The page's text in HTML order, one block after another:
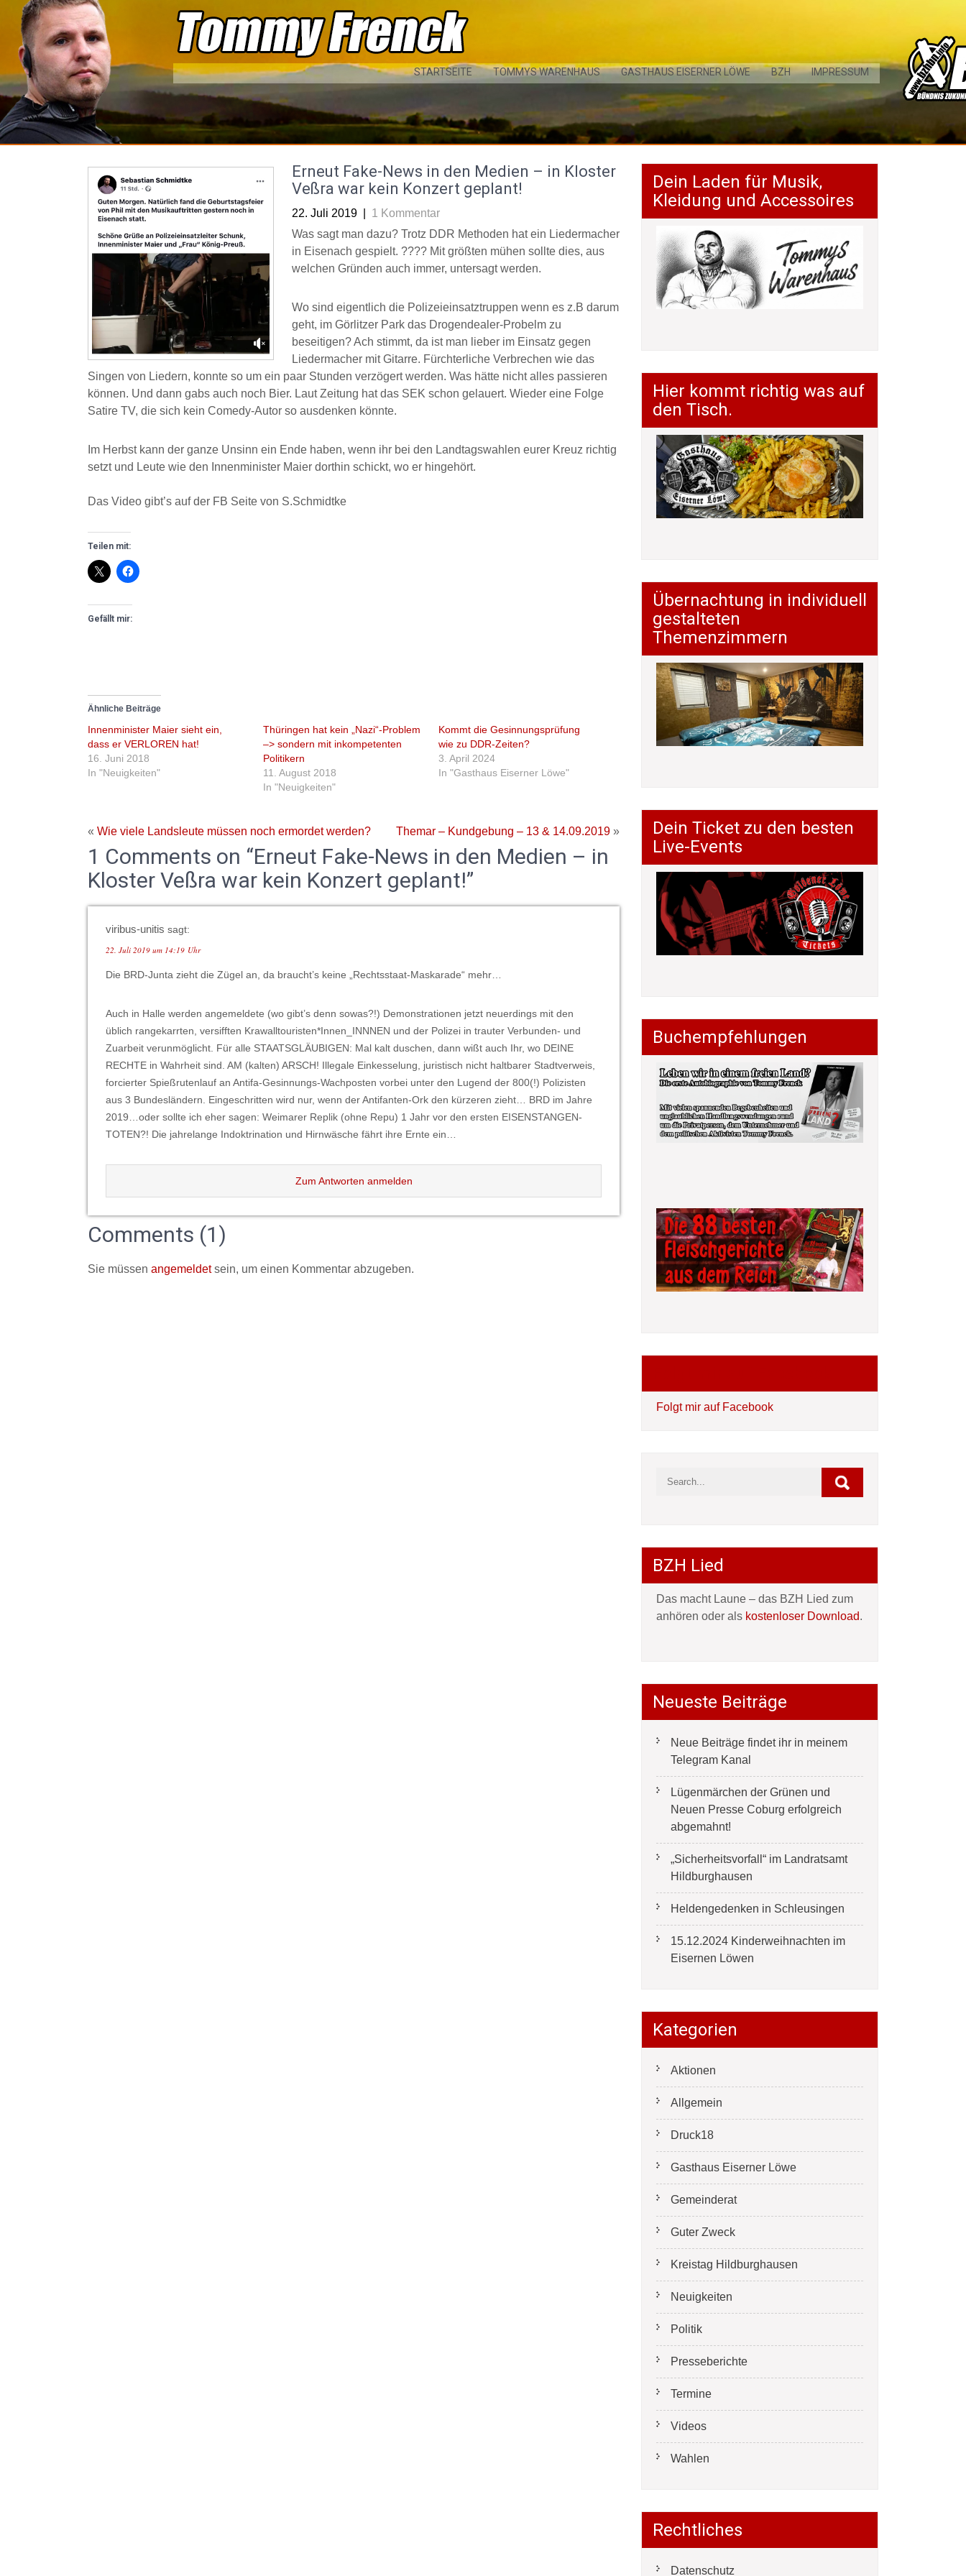
content
STARTSEITE TOMMYS WARENHAUS GASTHAUS EISERNER LÖWE BZH IMPRESSUM
Erneut Fake-News in den Medien – in Kloster
Veßra war kein Konzert geplant!
22. Juli 2019
1 Kommentar
Was sagt man dazu? Trotz DDR Methoden hat ein Liedermacher
in Eisenach gespielt. ???? Mit größten mühen sollte dies, aus
welchen Gründen auch immer, untersagt werden.
Wo sind eigentlich die Polizeieinsatztruppen wenn es z.B darum
geht, im Görlitzer Park das Drogendealer-Probelm zu
beseitigen? Ach stimmt, da ist man lieber im Einsatz gegen
Liedermacher mit Gitarre. Fürchterliche Verbrechen wie das
Singen von Liedern, konnte so um ein paar Stunden verzögert werden. Was hätte nicht alles passieren
können. Und dann gabs auch noch Bier. Laut Zeitung hat das SEK schon gelauert. Wieder eine Folge
Satire TV, die sich kein Comedy-Autor so ausdenken könnte.
Im Herbst kann der ganze Unsinn ein Ende haben, wenn ihr bei den Landtagswahlen eurer Kreuz richtig
setzt und Leute wie den Innenminister Maier dorthin schickt, wo er hingehört.
Das Video gibt’s auf der FB Seite von S.Schmidtke
Teilen mit:
Gefällt mir:
Ähnliche Beiträge
Innenminister Maier sieht ein,
dass er VERLOREN hat!
16. Juni 2018
In "Neuigkeiten"
Thüringen hat kein „Nazi“-Problem
–> sondern mit inkompetenten
Politikern
11. August 2018
In "Neuigkeiten"
Kommt die Gesinnungsprüfung
wie zu DDR-Zeiten?
3. April 2024
In "Gasthaus Eiserner Löwe"
« Wie viele Landsleute müssen noch ermordet werden? Themar – Kundgebung – 13 & 14.09.2019 »
1 Comments on “Erneut Fake-News in den Medien – in
Kloster Veßra war kein Konzert geplant!”
viribus-unitis sagt:
22. Juli 2019 um 14:19 Uhr
Die BRD-Junta zieht die Zügel an, da braucht’s keine „Rechtsstaat-Maskarade“ mehr…
Auch in Halle werden angemeldete (wo gibt’s denn sowas?!) Demonstrationen jetzt neuerdings mit den
üblich rangekarrten, versifften Krawalltouristen*Innen_INNNEN und der Polizei in trauter Verbunden- und
Zuarbeit verunmöglicht. Für alle STAATSGLÄUBIGEN: Mal kalt duschen, dann wißt auch Ihr, wo DEINE
RECHTE in Wahrheit sind. AM (kalten) ARSCH! Illegale Einkesselung, juristisch nicht haltbarer Stadtverweis,
forcierter Spießrutenlauf an Antifa-Gesinnungs-Wachposten vorbei unter den Lugend der 800(!) Polizisten
aus 3 Bundesländern. Eingeschritten wird nur, wenn der Antifanten-Ork den kürzeren zieht… BRD im Jahre
2019…oder sollte ich eher sagen: Weimarer Replik (ohne Repu) 1 Jahr vor den ersten EISENSTANGEN-
TOTEN?! Die jahrelange Indoktrination und Hirnwäsche fährt ihre Ernte ein…
Zum Antworten anmelden
Comments (1)
Sie müssen angemeldetsein, um einen Kommentar abzugeben.
Dein Laden für Musik,
Kleidung und Accessoires
Hier kommt richtig was auf
den Tisch.
Übernachtung in individuell
gestalteten
Themenzimmern
Dein Ticket zu den besten
Live-Events
Buchempfehlungen
Folgt mir auf Facebook
BZH Lied
Das macht Laune – das BZH Lied zum
anhören oder als kostenloser Download.
Neueste Beiträge
Neue Beiträge findet ihr in meinem
Telegram Kanal
Lügenmärchen der Grünen und
Neuen Presse Coburg erfolgreich
abgemahnt!
„Sicherheitsvorfall“ im Landratsamt
Hildburghausen
Heldengedenken in Schleusingen
15.12.2024 Kinderweihnachten im
Eisernen Löwen
Kategorien
Aktionen
Allgemein
Druck18
Gasthaus Eiserner Löwe
Gemeinderat
Guter Zweck
Kreistag Hildburghausen
Neuigkeiten
Politik
Presseberichte
Termine
Videos
Wahlen
Rechtliches
Datenschutz